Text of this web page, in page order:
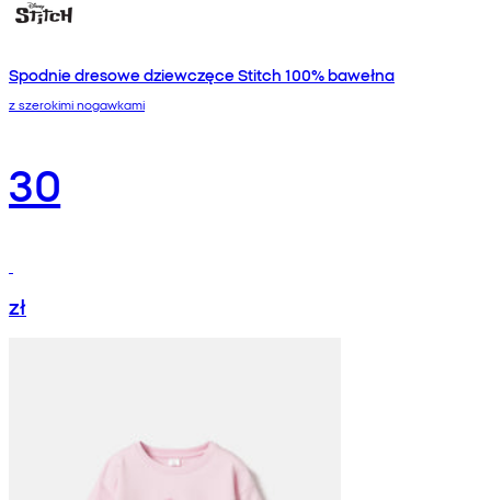
Spodnie dresowe dziewczęce Stitch 100% bawełna
z szerokimi nogawkami
30
zł